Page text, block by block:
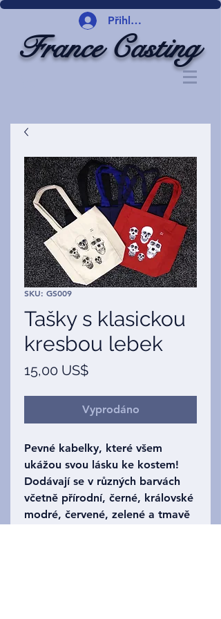
Přihlásit se
France Casting
SKU: GS009
Tašky s klasickou
kresbou lebek
15,00 US$Cena
Vyprodáno
Pevné kabelky, které všem
ukážou svou lásku ke kostem!
Dodávají se v různých barvách
včetně přírodní, černé, královské
modré, červené, zelené a tmavě